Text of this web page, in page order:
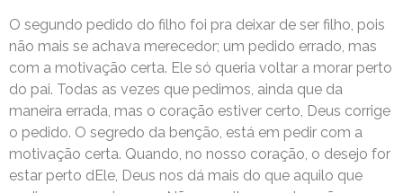
O segundo pedido do filho foi pra deixar de ser filho, pois
não mais se achava merecedor; um pedido errado, mas
com a motivação certa. Ele só queria voltar a morar perto
do pai. Todas as vezes que pedimos, ainda que da
maneira errada, mas o coração estiver certo, Deus corrige
o pedido. O segredo da benção, está em pedir com a
motivação certa. Quando, no nosso coração, o desejo for
estar perto dEle, Deus nos dá mais do que aquilo que